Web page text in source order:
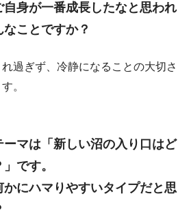
自身が一番成長したなと思われ
ことですか？
過ぎず、冷静になることの大切さ
。
ーマは「新しい沼の入り口はど
です。
かにハマりやすいタイプだと思